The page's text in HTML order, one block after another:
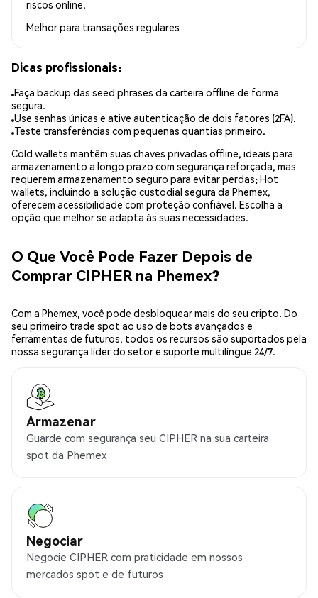
riscos online.
Melhor para transações regulares
Dicas profissionais:
Faça backup das seed phrases da carteira offline de forma
segura.
Use senhas únicas e ative autenticação de dois fatores (2FA).
Teste transferências com pequenas quantias primeiro.
Cold wallets mantêm suas chaves privadas offline, ideais para
armazenamento a longo prazo com segurança reforçada, mas
requerem armazenamento seguro para evitar perdas; Hot
wallets, incluindo a solução custodial segura da Phemex,
oferecem acessibilidade com proteção confiável. Escolha a
opção que melhor se adapta às suas necessidades.
O Que Você Pode Fazer Depois de
Comprar CIPHER na Phemex?
Com a Phemex, você pode desbloquear mais do seu cripto. Do
seu primeiro trade spot ao uso de bots avançados e
ferramentas de futuros, todos os recursos são suportados pela
nossa segurança líder do setor e suporte multilíngue 24/7.
Armazenar
Guarde com segurança seu CIPHER na sua carteira
spot da Phemex
Negociar
Negocie CIPHER com praticidade em nossos
mercados spot e de futuros